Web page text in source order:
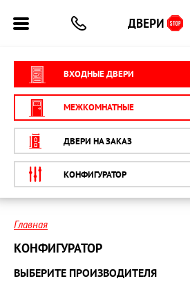
ВХОДНЫЕ ДВЕРИ
МЕЖКОМНАТНЫЕ
ДВЕРИ НА ЗАКАЗ
КОНФИГУРАТОР
Главная
КОНФИГУРАТОР
ВЫБЕРИТЕ ПРОИЗВОДИТЕЛЯ